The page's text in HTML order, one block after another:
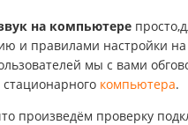
на компьютере
и правилами настройки на
мы с вами
компьютера.
произведём проверку